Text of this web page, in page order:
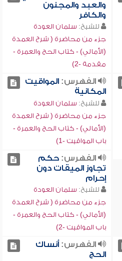
والعبد والمجنون
والكافر
للشيخ: سلمان العودة
جزء من محاضرة ( شرح العمدة
(الأمالي) - كتاب الحج والعمرة -
مقدمة -2)
الفهرس:المواقيت
المكانية
للشيخ: سلمان العودة
جزء من محاضرة ( شرح العمدة
(الأمالي) - كتاب الحج والعمرة -
باب المواقيت -1)
الفهرس:حكم
تجاوز الميقات دون
إحرام
للشيخ: سلمان العودة
جزء من محاضرة ( شرح العمدة
(الأمالي) - كتاب الحج والعمرة -
باب المواقيت -2)
الفهرس:أنساك
الحج